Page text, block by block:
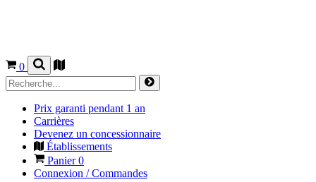
0
Prix garanti pendant 1 an
Carrières
Devenez un concessionnaire
Établissements
Panier0
Connexion / Commandes